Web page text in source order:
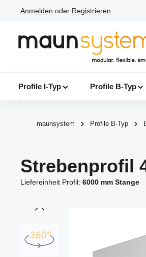
Hauptinhalt springen
Zur Suche springen
Zur Hauptnavigation springen
Anmelden oder Registrieren
Profile I-Typ Profile B-Typ
maunsystem Profile B-Typ
Strebenprofil
Liefereinheit Profil: 6000 mm Stange